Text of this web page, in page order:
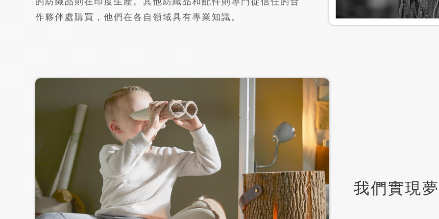
作夥伴處購買，他們在各自領域具有專業知識。
我們實現